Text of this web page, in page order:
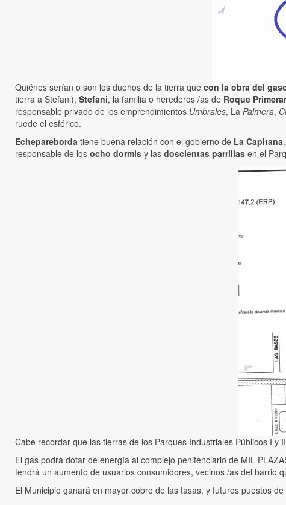
Quiénes serían o son los dueños de la tierra que con la obra del
tierra a Stefani), Stefani, la familia o herederos /as de Roque
responsable privado de los emprendimientos Umbrales, La Palmera,
ruede el esférico.
Echepareborda tiene buena relación con el gobierno de La Capitana
responsable de los ocho dormis y las doscientas parrillas en el
Cabe recordar que las tierras de los Parques Industriales Públicos I
El gas podrá dotar de energía al complejo penitenciario de MIL
tendrá un aumento de usuarios consumidores, vecinos /as del barrio
El Municipio ganará en mayor cobro de las tasas, y futuros puestos de